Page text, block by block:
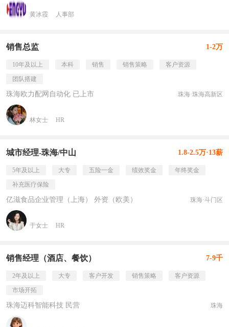
黄冰霞 人事部
销售总监 1-2万
10年及以上 本科 销售 销售策略
客户资源
团队搭建
珠海欧力配网自动化 已上市 珠海·珠海高新区
林女士 HR
城市经理-珠海/中山 1.8-2.5万·13薪
5年及以上 大专 五险一金 绩效奖金
年终奖金
补充医疗保险
亿滋食品企业管理（上海） 外资（欧美） 珠海·斗门区
于女士 HR
销售经理（酒店、餐饮） 7-9千
2年及以上 大专 客户开发 销售策略
客户资源
市场开拓
珠海迈科智能科技 民营 珠海